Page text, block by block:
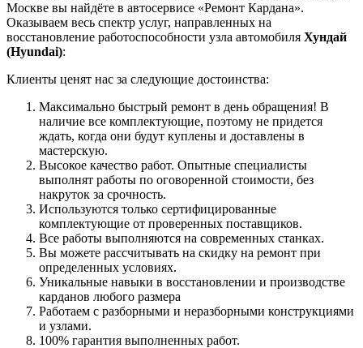
Москве вы найдёте в автосервисе «Ремонт Кардана».
Оказываем весь спектр услуг, направленных на
восстановление работоспособности узла автомобиля Хундай
(Hyundai):
Клиенты ценят нас за следующие достоинства:
Максимально быстрый ремонт в день обращения! В
наличие все комплектующие, поэтому не придется
ждать, когда они будут куплены и доставлены в
мастерскую.
Высокое качество работ. Опытные специалисты
выполнят работы по оговоренной стоимости, без
накруток за срочность.
Используются только сертифицированные
комплектующие от проверенных поставщиков.
Все работы выполняются на современных станках.
Вы можете рассчитывать на скидку на ремонт при
определенных условиях.
Уникальные навыки в восстановлении и производстве
карданов любого размера
Работаем с разборными и неразборными конструкциями
и узлами.
100% гарантия выполненных работ.